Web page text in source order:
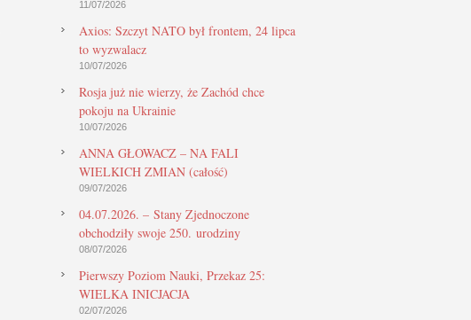
11/07/2026
Axios: Szczyt NATO był frontem, 24 lipca
to wyzwalacz
10/07/2026
Rosja już nie wierzy, że Zachód chce
pokoju na Ukrainie
10/07/2026
ANNA GŁOWACZ – NA FALI
WIELKICH ZMIAN (całość)
09/07/2026
04.07.2026. – Stany Zjednoczone
obchodziły swoje 250. urodziny
08/07/2026
Pierwszy Poziom Nauki, Przekaz 25:
WIELKA INICJACJA
02/07/2026